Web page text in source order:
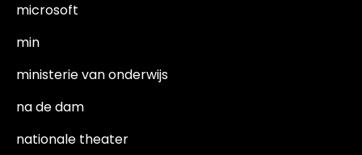
microsoft
min
ministerie van onderwijs
na de dam
nationale theater